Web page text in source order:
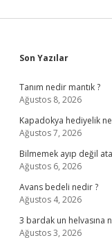
Sidebar
Son Yazılar
Tanım nedir mantık ?
Ağustos 8, 2026
Kapadokya hediyelik ne
Ağustos 7, 2026
Bilmemek ayıp değil
Ağustos 6, 2026
Avans bedeli nedir ?
Ağustos 4, 2026
3 bardak un helvasına
Ağustos 3, 2026